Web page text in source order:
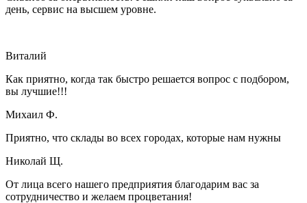
день, сервис на высшем уровне.
Виталий
Как приятно, когда так быстро решается вопрос с подбором,
вы лучшие!!!
Михаил Ф.
Приятно, что склады во всех городах, которые нам нужны
Николай Щ.
От лица всего нашего предприятия благодарим вас за
сотрудничество и желаем процветания!